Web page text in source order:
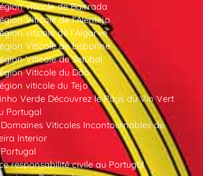
viticole de Bairrada
Viticole de l’Alentejo
viticole de l’Algarve
Viticole de Lisbonne
Viticole de Setúbal
Viticole du Dão
viticole du Tejo
Verde Découvrez le Pays du Vin Vert
Portugal
Viticoles Incontournables de
Interior
responsabilité civile au Portugal